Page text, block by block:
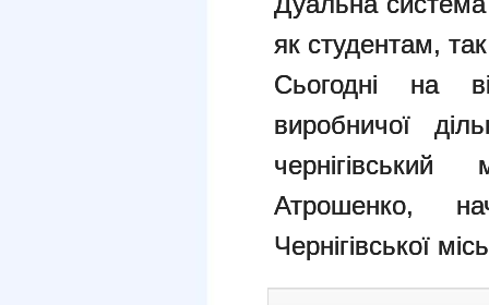
як студентам,
Сьогодні на
виробничої
Атрошенко,
Чернігівської